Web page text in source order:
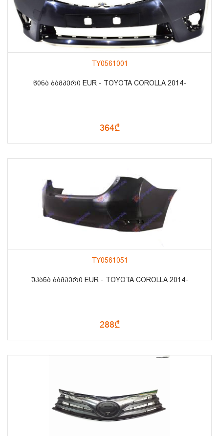
TY0561001
ᲬᲘᲜᲐ ᲑᲐᲛᲞᲔᲠᲘ EUR - TOYOTA COROLLA 2014-
364₾
TY0561051
ᲣᲙᲐᲜᲐ ᲑᲐᲛᲞᲔᲠᲘ EUR - TOYOTA COROLLA 2014-
288₾